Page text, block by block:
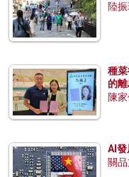
陸
種
的離
陳
AI發
關